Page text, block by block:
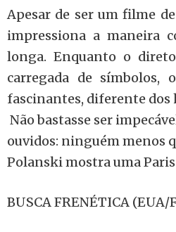
Apesar de ser um filme
impressiona a maneira
longa. Enquanto o
carregada de símbolos,
fascinantes, diferente dos
Não bastasse ser
ouvidos: ninguém menos
Polanski mostra uma
BUSCA FRENÉTICA (EUA/